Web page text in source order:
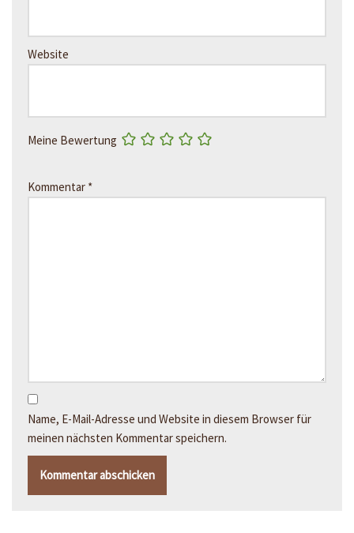
Website
Meine Bewertung
Kommentar *
Name, E-Mail-Adresse und Website in diesem Browser für
meinen nächsten Kommentar speichern.